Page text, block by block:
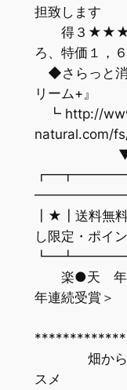
担致します
得３★★★
ろ、特価１，
◆さらっと
リーム+』
┗ http://
natural.com/
▼・
┏━┳━━━━
┃★┃送料無
し限定・ポイ
楽●天 年間
年連続受賞＞
畑からお届
スメ